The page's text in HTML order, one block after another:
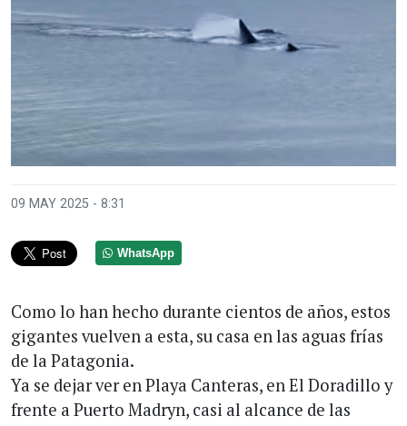
09 MAY 2025 - 8:31
WhatsApp
Como lo han hecho durante cientos de años, estos
gigantes vuelven a esta, su casa en las aguas frías
de la Patagonia.
Ya se dejar ver en Playa Canteras, en El Doradillo y
frente a Puerto Madryn, casi al alcance de las